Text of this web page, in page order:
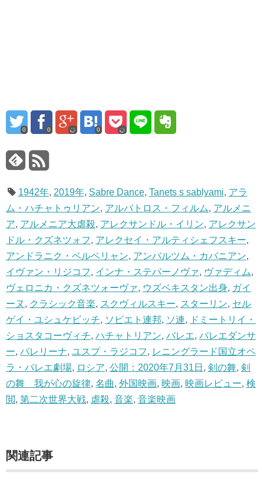
0 0 0
1942年, 2019年, Sabre Dance, Tanets s sablyami, アラ
ム・ハチャトゥリアン, アルバトロス・フィルム, アルメニ
ア, アルメニア大虐殺, アレクサンドル・イリン, アレクサン
ドル・クズネツォフ, アレクセイ・アルティシェフスキー,
アンドラニク・ベルベリャン, アンバルツム・カバニアン,
イヴァン・リジコフ, インナ・ステパーノヴァ, ヴァディム,
ヴェロニカ・クズネツォーヴァ, ウズベキスタン出身, ガイ
ーヌ , クラシック音楽, スクヴィルスキー, スターリン, セル
ゲイ・ユシュケビッチ, ソビエト連邦, ソ連, ドミートリイ・
ショスタコーヴィチ, ハチャトリアン, バレエ, バレエダンサ
ー, バレリーナ, ユスプ・ラジコフ, レニングラード国立オペ
ラ・バレエ劇場, ロシア, 公開：2020年7月31日 , 剣の舞, 剣
の舞 我が心の旋律, 名曲, 外国映画, 映画, 映画レビュー, 検
閲, 第二次世界大戦, 虐殺, 音楽, 音楽映画
関連記事